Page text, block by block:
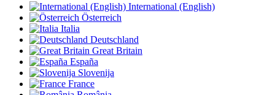
International (English)
Österreich
Italia
Deutschland
Great Britain
España
Slovenija
France